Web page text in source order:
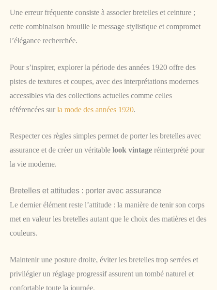
Une erreur fréquente consiste à associer bretelles et ceinture ;
cette combinaison brouille le message stylistique et compromet
l’élégance recherchée.
Pour s’inspirer, explorer la période des années 1920 offre des
pistes de textures et coupes, avec des interprétations modernes
accessibles via des collections actuelles comme celles
référencées sur la mode des années 1920.
Respecter ces règles simples permet de porter les bretelles avec
assurance et de créer un véritable look vintage réinterprété pour
la vie moderne.
Bretelles et attitudes : porter avec assurance
Le dernier élément reste l’attitude : la manière de tenir son corps
met en valeur les bretelles autant que le choix des matières et des
couleurs.
Maintenir une posture droite, éviter les bretelles trop serrées et
privilégier un réglage progressif assurent un tombé naturel et
confortable toute la journée.